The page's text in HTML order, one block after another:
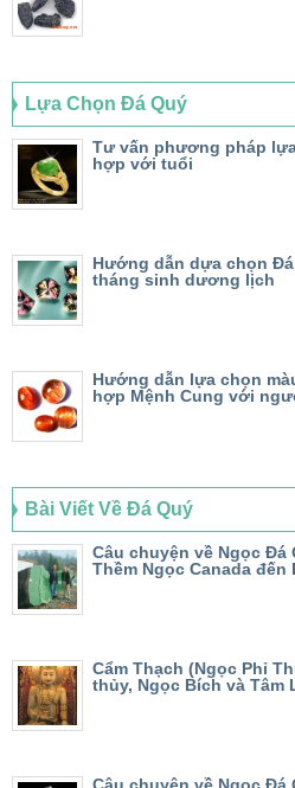
Lựa Chọn Đá Quý
Tư vấn phương pháp
hợp với tuổi
Hướng dẫn dựa chọn
tháng sinh dương lịch
Hướng dẫn lựa chọn
hợp Mệnh Cung với
Bài Viết Về Đá Quý
Câu chuyện về Ngọc Đá
Thềm Ngọc Canada
Cẩm Thạch (Ngọc Phỉ
thủy, Ngọc Bích và Tâm